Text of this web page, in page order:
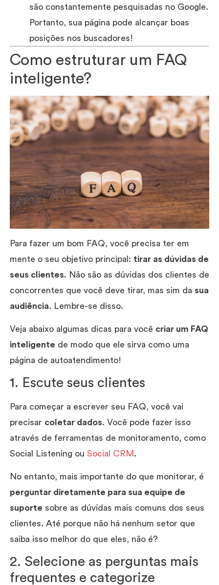
são constantemente pesquisadas no Google.
Portanto, sua página pode alcançar boas
posições nos buscadores!
Como estruturar um FAQ
inteligente?
Para fazer um bom FAQ, você precisa ter em
mente o seu objetivo principal: tirar as dúvidas de
seus clientes. Não são as dúvidas dos clientes de
concorrentes que você deve tirar, mas sim da sua
audiência. Lembre-se disso.
Veja abaixo algumas dicas para você criar um FAQ
inteligente de modo que ele sirva como uma
página de autoatendimento!
1. Escute seus clientes
Para começar a escrever seu FAQ, você vai
precisar coletar dados. Você pode fazer isso
através de ferramentas de monitoramento, como
Social Listening ou Social CRM .
No entanto, mais importante do que monitorar, é
perguntar diretamente para sua equipe de
suporte sobre as dúvidas mais comuns dos seus
clientes. Até porque não há nenhum setor que
saiba isso melhor do que eles, não é?
2. Selecione as perguntas mais
frequentes e categorize